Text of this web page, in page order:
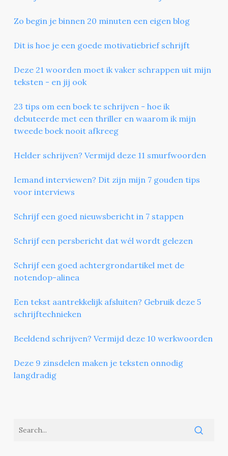
Zo begin je binnen 20 minuten een eigen blog
Dit is hoe je een goede motivatiebrief schrijft
Deze 21 woorden moet ik vaker schrappen uit mijn
teksten - en jij ook
23 tips om een boek te schrijven - hoe ik
debuteerde met een thriller en waarom ik mijn
tweede boek nooit afkreeg
Helder schrijven? Vermijd deze 11 smurfwoorden
Iemand interviewen? Dit zijn mijn 7 gouden tips
voor interviews
Schrijf een goed nieuwsbericht in 7 stappen
Schrijf een persbericht dat wél wordt gelezen
Schrijf een goed achtergrondartikel met de
notendop-alinea
Een tekst aantrekkelijk afsluiten? Gebruik deze 5
schrijftechnieken
Beeldend schrijven? Vermijd deze 10 werkwoorden
Deze 9 zinsdelen maken je teksten onnodig
langdradig